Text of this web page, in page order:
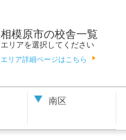
相模原市の校舎一覧
エリアを選択してください
エリア詳細ページはこちら
南区